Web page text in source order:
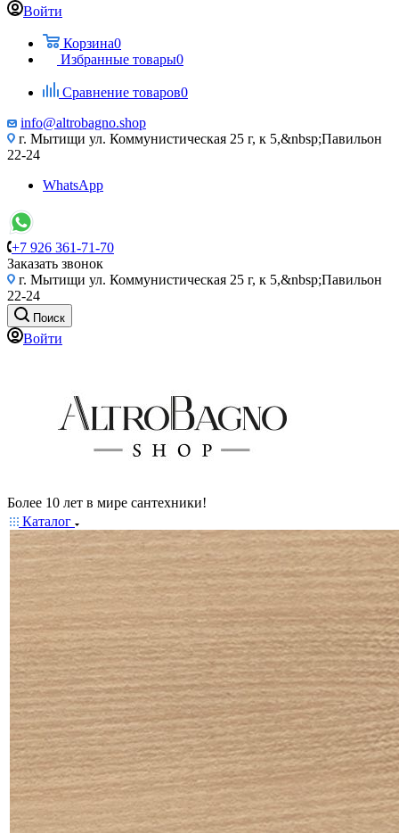
Войти
Корзина0
Избранные товары0
Сравнение товаров0
info@altrobagno.shop
г. Мытищи ул. Коммунистическая 25 г, к 5,&nbsp;Павильон
22-24
WhatsApp
+7 926 361-71-70
Заказать звонок
г. Мытищи ул. Коммунистическая 25 г, к 5,&nbsp;Павильон
22-24
Поиск
Войти
Более 10 лет в мире сантехники!
Каталог